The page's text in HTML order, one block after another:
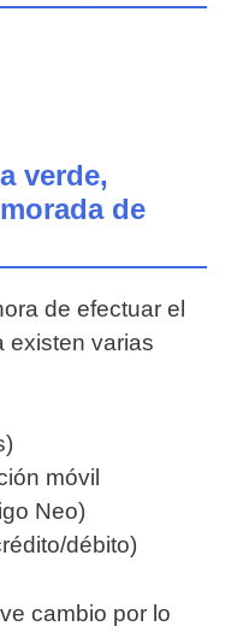
verde,
de
de efectuar el
existen varias
móvil
Neo)
débito)
cambio por lo